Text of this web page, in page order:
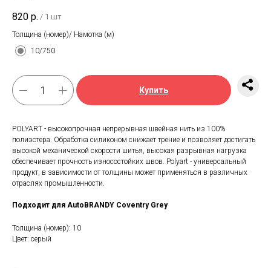
820 р. / 1 шт
Толщина (номер)/ Намотка (м)
10/750
Купить
POLYART - высокопрочная непрерывная швейная нить из 100%
полиэстера. Обработка силиконом снижает трение и позволяет достигать
высокой механической скорости шитья, высокая разрывная нагрузка
обеспечивает прочность износостойких швов. Polyart - универсальный
продукт, в зависимости от толщины может применяться в различных
отраслях промышленности.
Подходит для AutoBRANDY Coventry Grey
Толщина (номер): 10
Цвет: серый